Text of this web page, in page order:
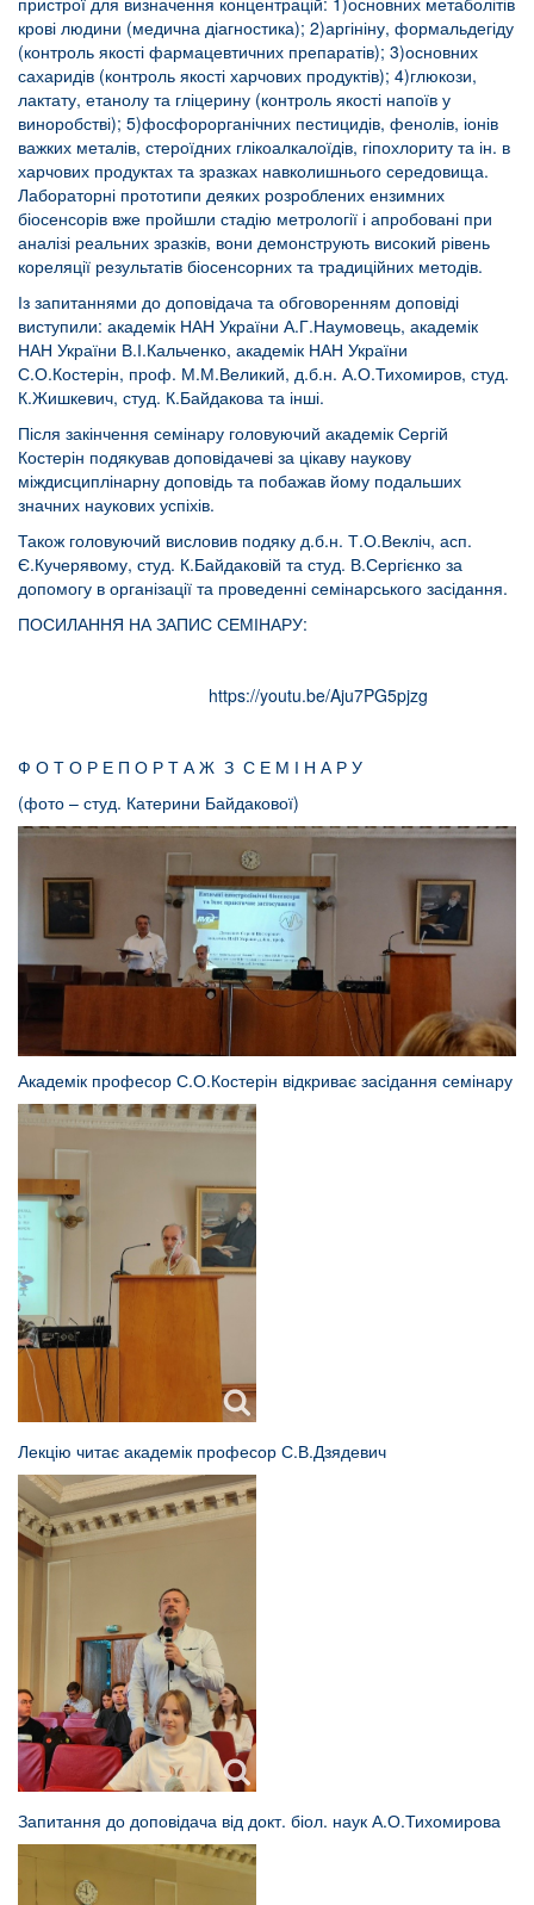
крові людини (медична діагностика); 2)аргініну, формальдегіду
(контроль якості фармацевтичних препаратів); 3)основних
сахаридів (контроль якості харчових продуктів); 4)глюкози,
лактату, етанолу та гліцерину (контроль якості напоїв у
виноробстві); 5)фосфорорганічних пестицидів, фенолів, іонів
важких металів, стероїдних глікоалкалоїдів, гіпохлориту та ін. в
харчових продуктах та зразках навколишнього середовища.
Лабораторні прототипи деяких розроблених ензимних
біосенсорів вже пройшли стадію метрології і апробовані при
аналізі реальних зразків, вони демонструють високий рівень
кореляції результатів біосенсорних та традиційних методів.
Із запитаннями до доповідача та обговоренням доповіді
виступили: академік НАН України А.Г.Наумовець, академік
НАН України В.І.Кальченко, академік НАН України
С.О.Костерін, проф. М.М.Великий, д.б.н. А.О.Тихомиров, студ.
К.Жишкевич, студ. К.Байдакова та інші.
Після закінчення семінару головуючий академік Сергій
Костерін подякував доповідачеві за цікаву наукову
міждисциплінарну доповідь та побажав йому подальших
значних наукових успіхів.
Також головуючий висловив подяку д.б.н. Т.О.Векліч, асп.
Є.Кучерявому, студ. К.Байдаковій та студ. В.Сергієнко за
допомогу в організації та проведенні семінарського засідання.
ПОСИЛАННЯ НА ЗАПИС СЕМІНАРУ:
https://youtu.be/Aju7PG5pjzg
Ф О Т О Р Е П О Р Т А Ж З С Е М І Н А Р У
(фото – студ. Катерини Байдакової)
Академік професор С.О.Костерін відкриває засідання семінару
Лекцію читає академік професор С.В.Дзядевич
Запитання до доповідача від докт. біол. наук А.О.Тихомирова